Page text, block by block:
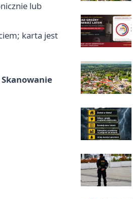
lub
karta jest
Skanowanie